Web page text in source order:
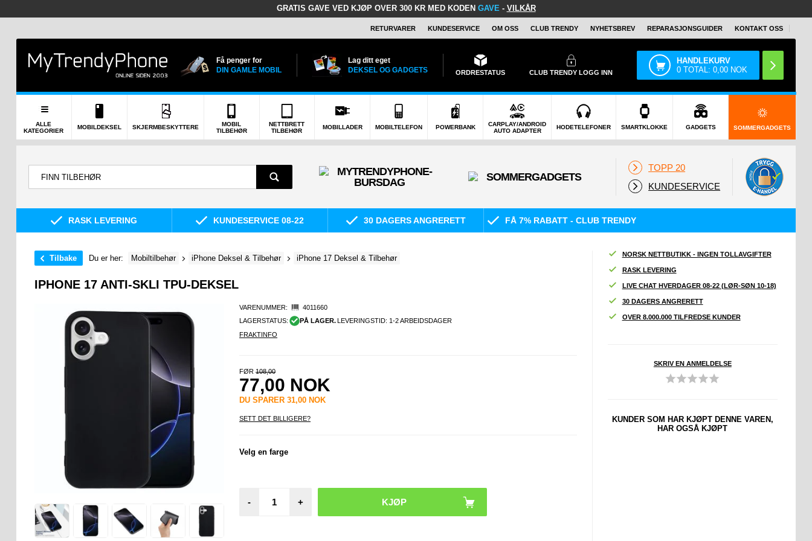
GRATIS GAVE VED KJØP OVER 300 KR MED KODEN GAVE- VILKÅR
RETURVARER KUNDESERVICE OM OSS CLUB TRENDY NYHETSBREV REPARASJONSGUIDER KONTAKT OSS
Få penger for
DIN GAMLE MOBIL
Lag ditt eget
DEKSEL OG GADGETS
ORDRESTATUS CLUB TRENDYLOGG INN
HANDLEKURV
0 TOTAL:0,00 NOK
ALLE
KATEGORIER
MOBILDEKSEL SKJERMBESKYTTERE
MOBIL
TILBEHØR
NETTBRETT
TILBEHØR
MOBILLADER MOBILTELEFON POWERBANK
CARPLAY/ANDROID
AUTO ADAPTER
HODETELEFONER SMARTKLOKKE GADGETS SOMMERGADGETS
TOPP 20
KUNDESERVICE
RASK LEVERING KUNDESERVICE 08-22 30 DAGERS ANGRERETT FÅ 7% RABATT - CLUB TRENDY
Tilbake Du er her: Mobiltilbehør iPhone Deksel & Tilbehør iPhone 17 Deksel & Tilbehør
IPHONE 17 ANTI-SKLI TPU-DEKSEL
VARENUMMER:
4011660
LAGERSTATUS:
PÅ LAGER.
LEVERINGSTID: 1-2 ARBEIDSDAGER
FRAKTINFO
FØR108,00
77,00 NOK
DU SPARER31,00 NOK
SETT DET BILLIGERE?
Velg en farge
- +
NORSK NETTBUTIKK - INGEN TOLLAVGIFTER
RASK LEVERING
LIVE CHAT HVERDAGER 08-22 (LØR-SØN 10-18)
30 DAGERS ANGRERETT
OVER 8.000.000 TILFREDSE KUNDER
SKRIV EN ANMELDELSE
KUNDER SOM HAR KJØPT DENNE VAREN,
HAR OGSÅ KJØPT